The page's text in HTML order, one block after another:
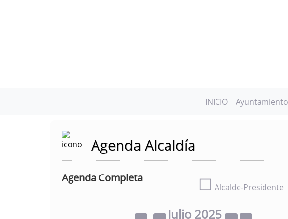
INICIO Ayuntamiento
Agenda Alcaldía
Agenda Completa ☐ Alcalde-Presidente
Julio 2025